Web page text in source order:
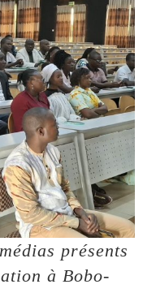
présents
à Bobo-